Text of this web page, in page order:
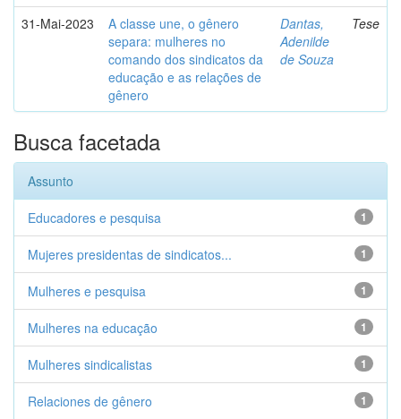
31-Mai-2023
A classe une, o gênero
separa: mulheres no
comando dos sindicatos da
educação e as relações de
gênero
Dantas,
Adenilde
de Souza
Tese
Busca facetada
Assunto
1
Educadores e pesquisa
1
Mujeres presidentas de sindicatos...
1
Mulheres e pesquisa
1
Mulheres na educação
1
Mulheres sindicalistas
1
Relaciones de gênero